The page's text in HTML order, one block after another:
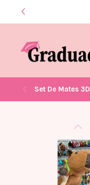
Set De Mates 3D